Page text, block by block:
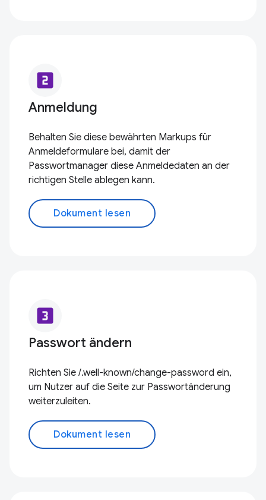
looks_two
Anmeldung
Behalten Sie diese bewährten Markups für
Anmeldeformulare bei, damit der
Passwortmanager diese Anmeldedaten an der
richtigen Stelle ablegen kann.
Dokument lesen
looks_3
Passwort ändern
Richten Sie /.well-known/change-password ein,
um Nutzer auf die Seite zur Passwortänderung
weiterzuleiten.
Dokument lesen